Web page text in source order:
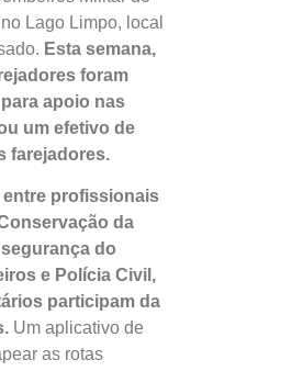
Lago Limpo, local
Esta semana,
foram
apoio nas
um efetivo de
farejadores.
entre profissionais
da
do
e Polícia Civil,
participam da
Um aplicativo de
as rotas